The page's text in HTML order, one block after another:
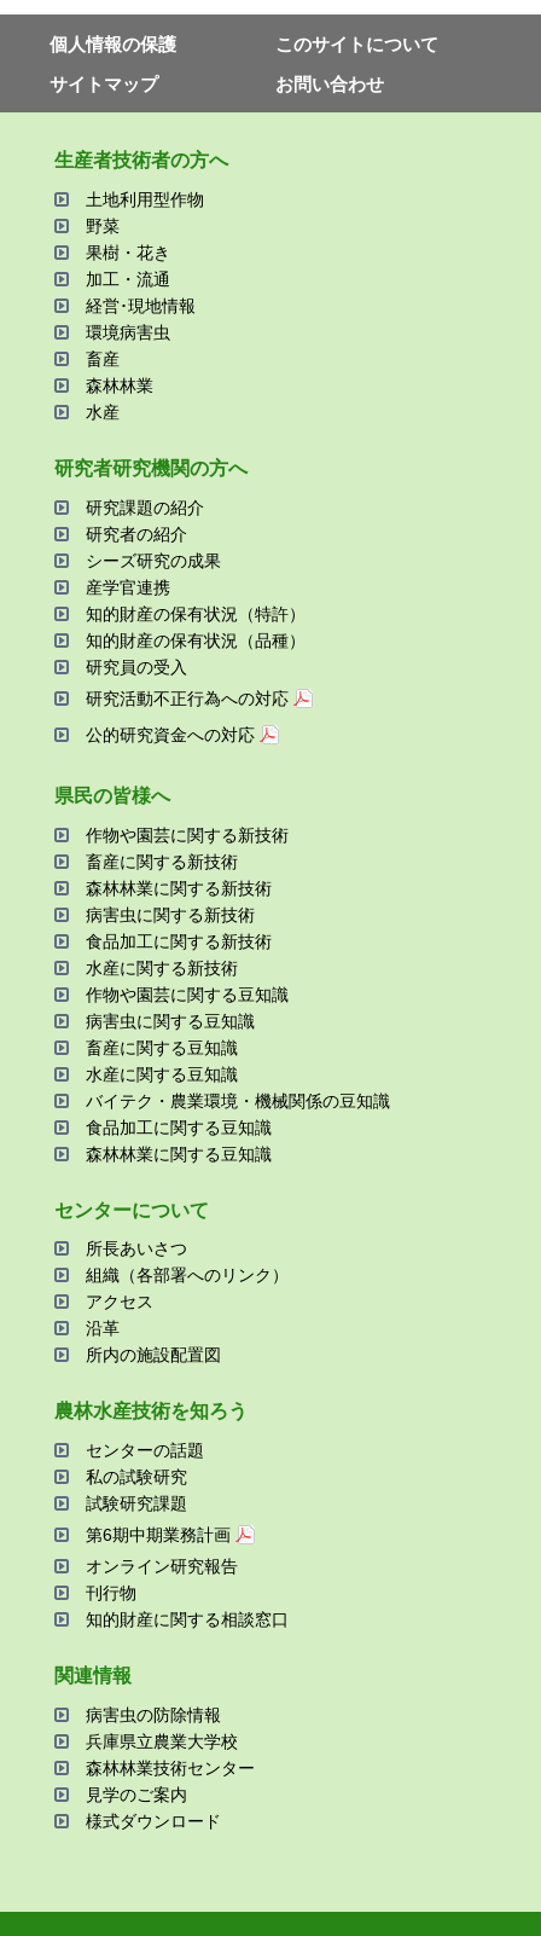
個⼈情報の保護
このサイトについて
サイトマップ
お問い合わせ
⽣産者技術者の⽅へ
⼟地利⽤型作物
野菜
果樹・花き
加⼯・流通
経営･現地情報
環境病害⾍
畜産
森林林業
⽔産
研究者研究機関の⽅へ
研究課題の紹介
研究者の紹介
シーズ研究の成果
産学官連携
知的財産の保有状況（特許）
知的財産の保有状況（品種）
研究員の受⼊
研究活動不正⾏為への対応
公的研究資金への対応
県⺠の皆様へ
作物や園芸に関する新技術
畜産に関する新技術
森林林業に関する新技術
病害⾍に関する新技術
⾷品加⼯に関する新技術
⽔産に関する新技術
作物や園芸に関する⾖知識
病害⾍に関する⾖知識
畜産に関する⾖知識
⽔産に関する⾖知識
バイテク・農業環境・機械関係の⾖知識
⾷品加⼯に関する⾖知識
森林林業に関する⾖知識
センターについて
所⻑あいさつ
組織（各部署へのリンク）
アクセス
沿⾰
所内の施設配置図
農林⽔産技術を知ろう
センターの話題
私の試験研究
試験研究課題
第6期中期業務計画
オンライン研究報告
刊⾏物
知的財産に関する相談窓⼝
関連情報
病害⾍の防除情報
兵庫県⽴農業⼤学校
森林林業技術センター
⾒学のご案内
様式ダウンロード